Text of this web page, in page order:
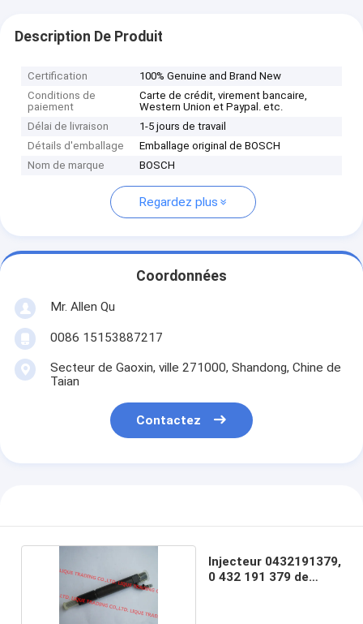
Description De Produit
Certification
100% Genuine and Brand New
Conditions de
paiement
Carte de crédit, virement bancaire,
Western Union et Paypal. etc.
Délai de livraison
1-5 jours de travail
Détails d'emballage
Emballage original de BOSCH
Nom de marque
BOSCH
Regardez plus
Coordonnées
Mr. Allen Qu
0086 15153887217
Secteur de Gaoxin, ville 271000, Shandong, Chine de
Taian
Contactez
Injecteur 0432191379,
0 432 191 379 de